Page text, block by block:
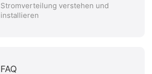
Stromverteilung verstehen und
installieren
FAQ